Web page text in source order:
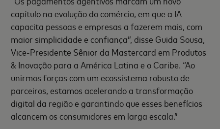
capítulo na evolução do comércio, em que a IA
capacita pessoas e empresas a fazerem mais, com
maior simplicidade e confiança”, disse Guida Sousa,
Vice-Presidente Sênior da Mastercard em Produtos
& Inovação para a América Latina e o Caribe. “Ao
unirmos forças com um ecossistema robusto de
parceiros, estamos acelerando a transformação
digital da região e garantindo que esses benefícios
alcancem os consumidores em larga escala.”